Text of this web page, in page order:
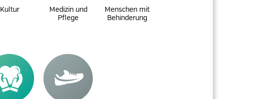
Kultur
Medizin und
Pflege
Menschen mit
Behinderung